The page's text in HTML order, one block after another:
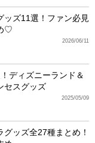
ッズ11選！ファン必見
♡
2026/06/11
ディズニーランド＆
セスグッズ
2025/05/09
ッズ全27種まとめ！